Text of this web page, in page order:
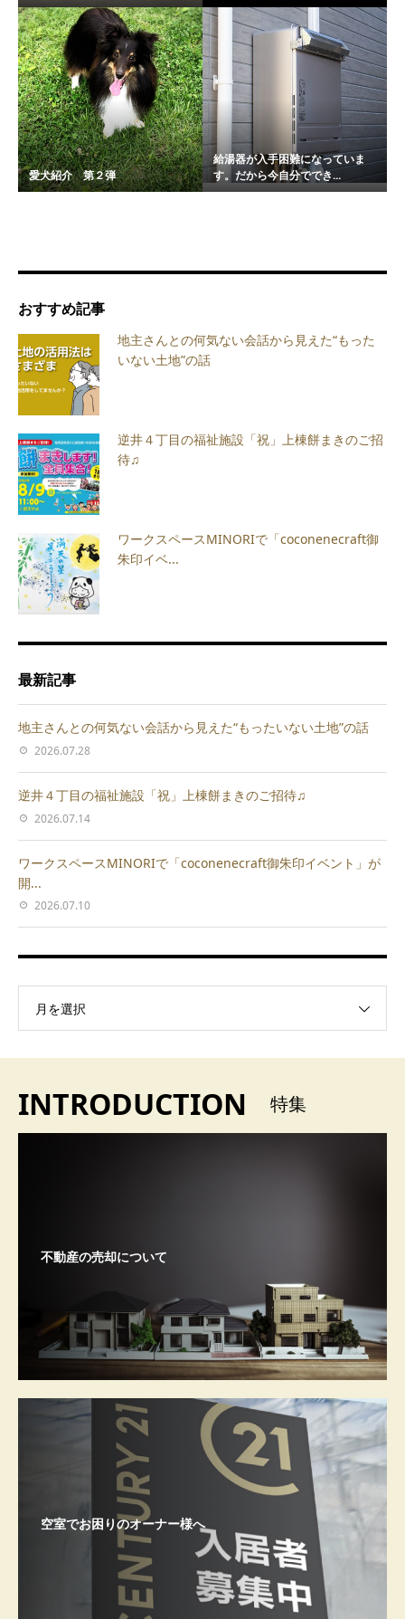
愛犬紹介 第２弾
給湯器が入手困難になっていま
す。だから今自分ででき...
おすすめ記事
地主さんとの何気ない会話から見えた“もった
いない土地”の話
逆井４丁目の福祉施設「祝」上棟餅まきのご招
待♫
ワークスペースMINORIで「coconenecraft御
朱印イベ...
最新記事
地主さんとの何気ない会話から見えた“もったいない土地”の話
2026.07.28
逆井４丁目の福祉施設「祝」上棟餅まきのご招待♫
2026.07.14
ワークスペースMINORIで「coconenecraft御朱印イベント」が
開...
2026.07.10
月を選択
INTRODUCTION 特集
不動産の売却について
空室でお困りのオーナー様へ